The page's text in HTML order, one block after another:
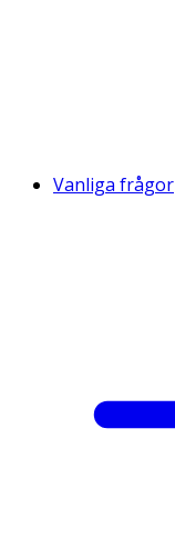
Vanliga frågor